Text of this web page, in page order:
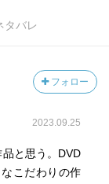
タバレ
フォロー
2023.09.25
と思う。DVD
こだわりの作